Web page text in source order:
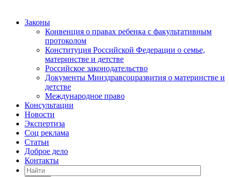
Законы
Конвенция о правах ребенка с факультативным
протоколом
Конституция Российской Федерации о семье,
материнстве и детстве
Российское законодательство
Документы Минздравсоцразвития о материнстве и
детстве
Международное право
Консультации
Новости
Экспертиза
Соц реклама
Статьи
Доброе дело
Контакты